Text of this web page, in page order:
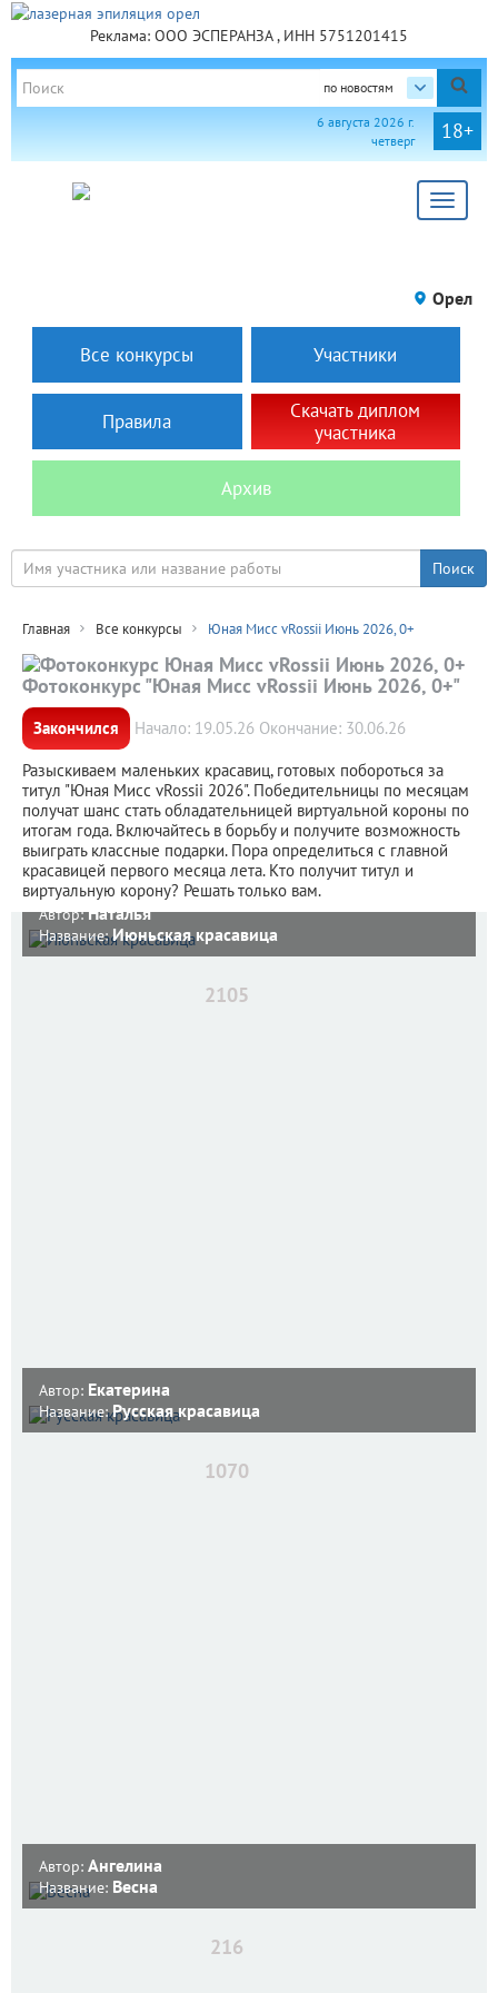
Реклама: ООО ЭСПЕРАНЗА , ИНН 5751201415
по новостям
18+
6 августа 2026 г.
четверг
Toggle
Орел
Все конкурсы Участники
Правила
Скачать диплом
участника
Архив
Главная Все конкурсы Юная Мисс vRossii Июнь 2026, 0+
Фотоконкурс "Юная Мисс vRossii Июнь 2026, 0+"
Закончился
Начало: 19.05.26 Окончание: 30.06.26
Разыскиваем маленьких красавиц, готовых побороться за
титул "Юная Мисс vRossii 2026". Победительницы по месяцам
получат шанс стать обладательницей виртуальной короны по
итогам года. Включайтесь в борьбу и получите возможность
выиграть классные подарки. Пора определиться с главной
красавицей первого месяца лета. Кто получит титул и
виртуальную корону? Решать только вам.
Автор:Наталья
Название:Июньская красавица
2105
Автор: Екатерина
Название:Русская красавица
1070
Автор: Ангелина
Название: Весна
216